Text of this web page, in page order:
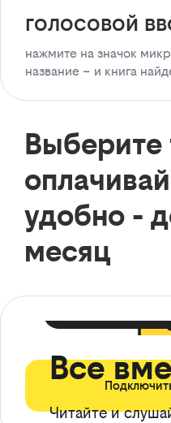
голосовой
нажмите на значок
название – и книга
Выберите
удобно -
месяц
Все
Читайте и